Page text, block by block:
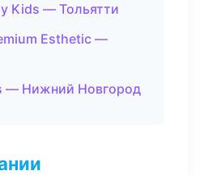
Kids — Тольятти
Esthetic —
— Нижний Новгород